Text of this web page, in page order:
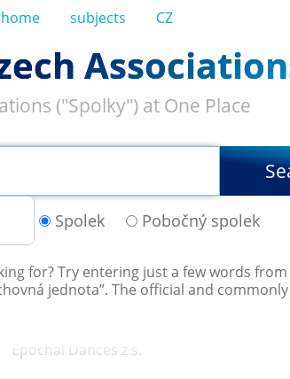
home subjects CZ
("Spolky") at One Place
Spolek Pobočný spolek
for? Try entering just a few words
jednota”. The official and